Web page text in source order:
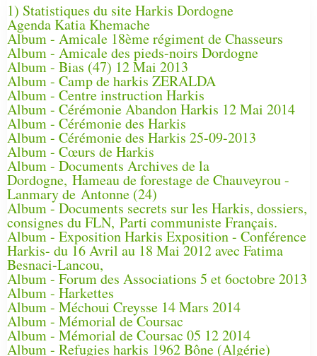
1) Statistiques du site Harkis Dordogne
Agenda Katia Khemache
Album - Amicale 18ème régiment de Chasseurs
Album - Amicale des pieds-noirs Dordogne
Album - Bias (47) 12 Mai 2013
Album - Camp de harkis ZERALDA
Album - Centre instruction Harkis
Album - Cérémonie Abandon Harkis 12 Mai 2014
Album - Cérémonie des Harkis
Album - Cérémonie des Harkis 25-09-2013
Album - Cœurs de Harkis
Album - Documents Archives de la
Dordogne, Hameau de forestage de Chauveyrou -
Lanmary de Antonne (24)
Album - Documents secrets sur les Harkis, dossiers,
consignes du FLN, Parti communiste Français.
Album - Exposition Harkis Exposition - Conférence
Harkis- du 16 Avril au 18 Mai 2012 avec Fatima
Besnaci-Lancou,
Album - Forum des Associations 5 et 6octobre 2013
Album - Harkettes
Album - Méchoui Creysse 14 Mars 2014
Album - Mémorial de Coursac
Album - Mémorial de Coursac 05 12 2014
Album - Refugies harkis 1962 Bône (Algérie)